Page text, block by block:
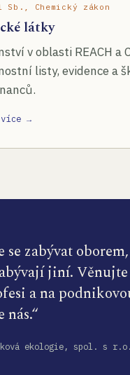
Sb., Chemický zákon
látky
v oblasti REACH a
listy, evidence a
→
se zabývat
jiní. Věnujte
a na
ekologie, spol. s r.o.